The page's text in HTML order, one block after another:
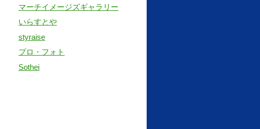
マーチイメージズギャラリー
いらすとや
styraise
プロ・フォト
Sothei